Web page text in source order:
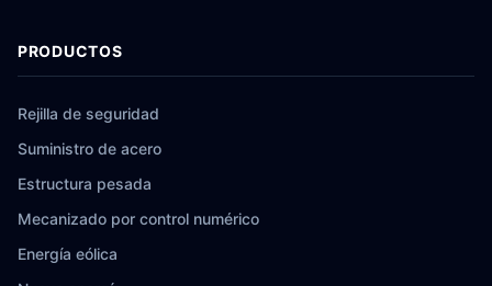
PRODUCTOS
Rejilla de seguridad
Suministro de acero
Estructura pesada
Mecanizado por control numérico
Energía eólica